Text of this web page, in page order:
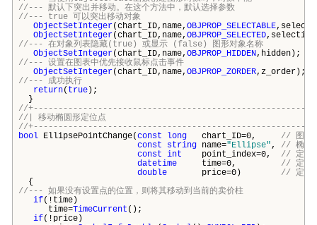
//--- 默认下突出并移动。在这个方法中，默认选择参数
//--- true 可以突出移动对象
ObjectSetInteger(chart_ID,name, OBJPROP_SELECTABLE
ObjectSetInteger(chart_ID,name, OBJPROP_SELECTED
//--- 在对象列表隐藏(true) 或显示 (false) 图形对象名称
ObjectSetInteger(chart_ID,name, OBJPROP_HIDDEN,hidden);
//--- 设置在图表中优先接收鼠标点击事件
ObjectSetInteger(chart_ID,name, OBJPROP_ZORDER,z_order);
//--- 成功执行
return( true);
}
//
//| 移动椭圆形定位
//
bool EllipsePointChange(const long chart_ID=0, // 图表
const
string name="Ellipse", // 椭圆
const int point_index=0, // 定位
datetime time=0, // 定位
double price=0) // 定位
{
//--- 如果没有设置点的位置，则将其移动到当前的卖价柱
if(!time)
time=TimeCurrent ();
if(!price)